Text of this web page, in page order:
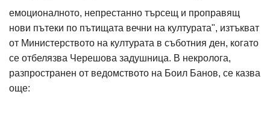
емоционалното, непрестанно търсещ и проправящ
нови пътеки по пътищата вечни на културата", изтъкват
от Министерството на културата в съботния ден, когато
се отбелязва Черешова задушница. В некролога,
разпространен от ведомството на Боил Банов, се казва
още: